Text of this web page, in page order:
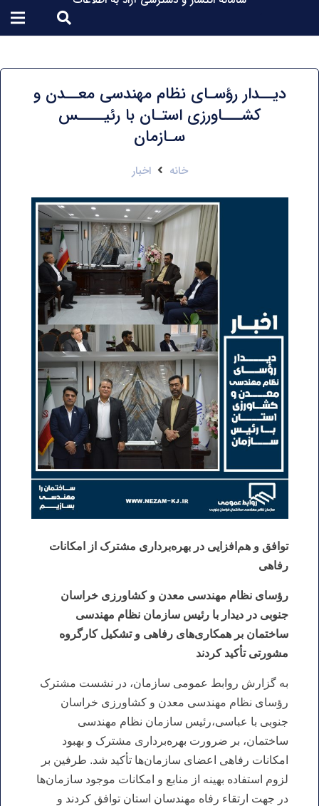
دیــدار رؤسـای نظام مهندسی معــدن و
کشـــاورزی استـان با رئیــــس
سـازمان
خانه اخبار
توافق و هم‌افزایی در بهره‌برداری مشترک از امکانات
رفاهی
رؤسای نظام مهندسی معدن و کشاورزی خراسان
جنوبی در دیدار با رئیس سازمان نظام مهندسی
ساختمان بر همکاری‌های رفاهی و تشکیل کارگروه
مشورتی تأکید کردند
به گزارش روابط عمومی سازمان، در نشست مشترک
رؤسای نظام مهندسی معدن و کشاورزی خراسان
جنوبی با عباسی،رئیس سازمان نظام مهندسی
ساختمان، بر ضرورت بهره‌برداری مشترک و بهبود
امکانات رفاهی اعضای سازمان‌ها تأکید شد. طرفین بر
لزوم استفاده بهینه از منابع و امکانات موجود سازمان‌ها
در جهت ارتقاء رفاه مهندسان استان توافق کردند و